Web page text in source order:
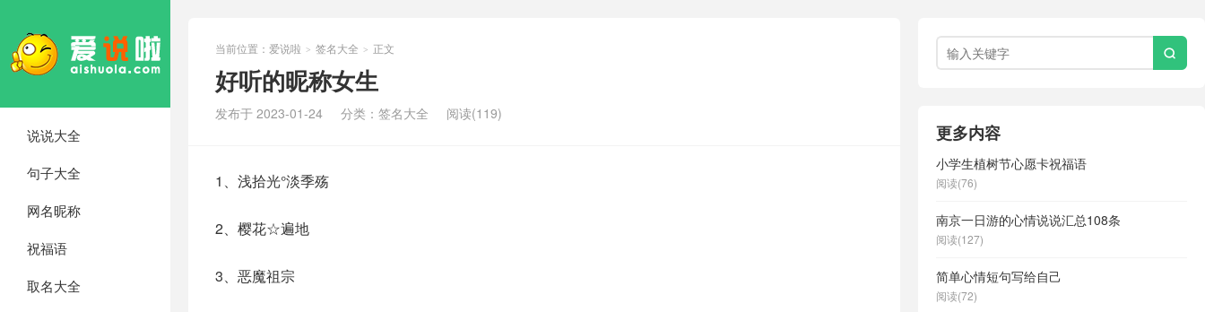
说说大全
句子大全
网名昵称
祝福语
取名大全
当前位置： 爱说啦 > 签名大全 > 正文
好听的昵称女生
发布于 2023-01-24 分类： 签名大全 阅读(119)
1、浅拾光°淡季殇
2、樱花☆遍地
3、恶魔祖宗

更多内容
小学生植树节心愿卡祝福语
阅读(76)
南京一日游的心情说说汇总108条
阅读(127)
简单心情短句写给自己
阅读(72)